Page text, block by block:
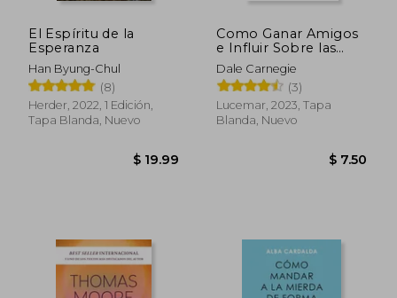
$ 26.60
45%
dcto.
El Espíritu de la
Esperanza
Han Byung-Chul
(8)
Herder, 2022, 1 Edición,
Tapa Blanda, Nuevo
Como Ganar Amigos
e Influir Sobre las
Personas
Dale Carnegie
(3)
Lucemar, 2023, Tapa
Blanda, Nuevo